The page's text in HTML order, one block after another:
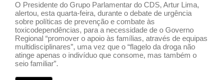
O Presidente do Grupo Parlamentar do CDS, Artur Lima,
alertou, esta quarta-feira, durante o debate de urgência
sobre políticas de prevenção e combate às
toxicodependências, para a necessidade de o Governo
Regional “promover o apoio às famílias, através de equipas
multidisciplinares”, uma vez que o “flagelo da droga não
atinge apenas o indivíduo que consome, mas também o
seio familiar”.